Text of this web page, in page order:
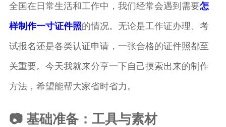
全国在日常生活和工作中，我们经常会遇到需要怎
样制作一寸证件照的情况。无论是工作证办理、考
试报名还是各类认证申请，一张合格的证件照都至
关重要。今天我就来分享一下自己摸索出来的制作
方法，希望能帮大家省时省力。
📷 基础准备：工具与素材